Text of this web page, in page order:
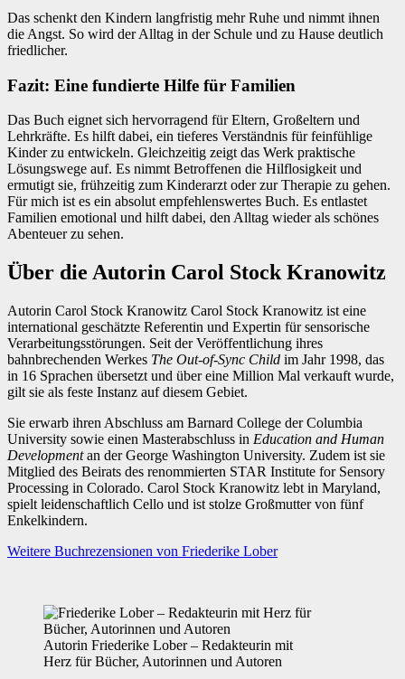
Das schenkt den Kindern langfristig mehr Ruhe und nimmt ihnen
die Angst. So wird der Alltag in der Schule und zu Hause deutlich
friedlicher.
Fazit: Eine fundierte Hilfe für Familien
Das Buch eignet sich hervorragend für Eltern, Großeltern und
Lehrkräfte. Es hilft dabei, ein tieferes Verständnis für feinfühlige
Kinder zu entwickeln. Gleichzeitig zeigt das Werk praktische
Lösungswege auf. Es nimmt Betroffenen die Hilflosigkeit und
ermutigt sie, frühzeitig zum Kinderarzt oder zur Therapie zu gehen.
Für mich ist es ein absolut empfehlenswertes Buch. Es entlastet
Familien emotional und hilft dabei, den Alltag wieder als schönes
Abenteuer zu sehen.
Über die Autorin Carol Stock Kranowitz
Autorin Carol Stock Kranowitz Carol Stock Kranowitz ist eine
international geschätzte Referentin und Expertin für sensorische
Verarbeitungsstörungen. Seit der Veröffentlichung ihres
bahnbrechenden Werkes The Out-of-Sync Child im Jahr 1998, das
in 16 Sprachen übersetzt und über eine Million Mal verkauft wurde,
gilt sie als feste Instanz auf diesem Gebiet.
Sie erwarb ihren Abschluss am Barnard College der Columbia
University sowie einen Masterabschluss in Education and Human
Developmentan der George Washington University. Zudem ist sie
Mitglied des Beirats des renommierten STAR Institute for Sensory
Processing in Colorado. Carol Stock Kranowitz lebt in Maryland,
spielt leidenschaftlich Cello und ist stolze Großmutter von fünf
Enkelkindern.
Weitere Buchrezensionen von Friederike Lober
Autorin Friederike Lober – Redakteurin mit
Herz für Bücher, Autorinnen und Autoren